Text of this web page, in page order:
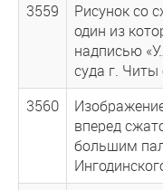
3559
Рисунок со
один из
надписью
суда г. Читы
3560
вперед
большим